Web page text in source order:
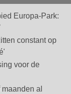
Europa-Park:
constant op
voor de
al